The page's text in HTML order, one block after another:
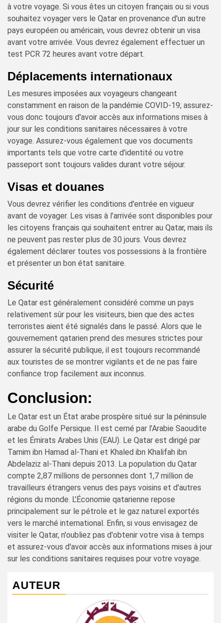
à votre voyage. Si vous êtes un citoyen français ou si vous
souhaitez voyager vers le Qatar en provenance d'un autre
pays européen ou américain, vous devrez obtenir un visa
avant votre arrivée. Vous devrez également effectuer un
test PCR 72 heures avant votre départ.
Déplacements internationaux
Les mesures imposées aux voyageurs changeant
constamment en raison de la pandémie COVID-19; assurez-
vous donc toujours d'avoir accès aux informations mises à
jour sur les conditions sanitaires nécessaires à votre
voyage. Assurez-vous également que vos documents
importants tels que votre carte d’identité ou votre
passeport sont toujours valides durant votre séjour.
Visas et douanes
Vous devrez vérifier les conditions d'entrée en vigueur
avant de voyager. Les visas à l’arrivée sont disponibles pour
les citoyens français qui souhaitent entrer au Qatar, mais ils
ne peuvent pas rester plus de 30 jours. Vous devrez
également déclarer toutes vos possessions à la frontière
et présenter un bon état sanitaire.
Sécurité
Le Qatar est généralement considéré comme un pays
relativement sûr pour les visiteurs, bien que des actes
terroristes aient été signalés dans le passé. Alors que le
gouvernement qatarien prend des mesures strictes pour
assurer la sécurité publique, il est toujours recommandé
aux touristes de se montrer vigilants et de ne pas faire
confiance trop facilement aux inconnus.
Conclusion:
Le Qatar est un État arabe prospère situé sur la péninsule
arabe du Golfe Persique. Il est cerné par l’Arabie Saoudite
et les Émirats Arabes Unis (EAU). Le Qatar est dirigé par
Tamim ibn Hamad al-Thani et Khaled ibn Khalifah ibn
Abdelaziz al-Thani depuis 2013. La population du Qatar
compte 2,87 millions de personnes dont 1,7 million de
travailleurs étrangers venus des pays voisins et d'autres
régions du monde. L’Économie qatarienne repose
principalement sur le pétrole et le gaz naturel exportés
vers le marché international. Enfin, si vous envisagez de
visiter le Qatar, n'oubliez pas d'obtenir votre visa à temps
et assurez-vous d'avoir accès aux informations mises à jour
sur les conditions sanitaires requises pour votre voyage.
AUTEUR